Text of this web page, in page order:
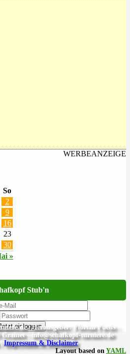
WERBEANZEIGE
So
»
2
9
16
23
30
Stub'n
einloggen| Herausgeber: Florian Fuchs -
Grainet - info@schafkopf-turniere.de
Impressum & Disclaimer
Layout based on YAML